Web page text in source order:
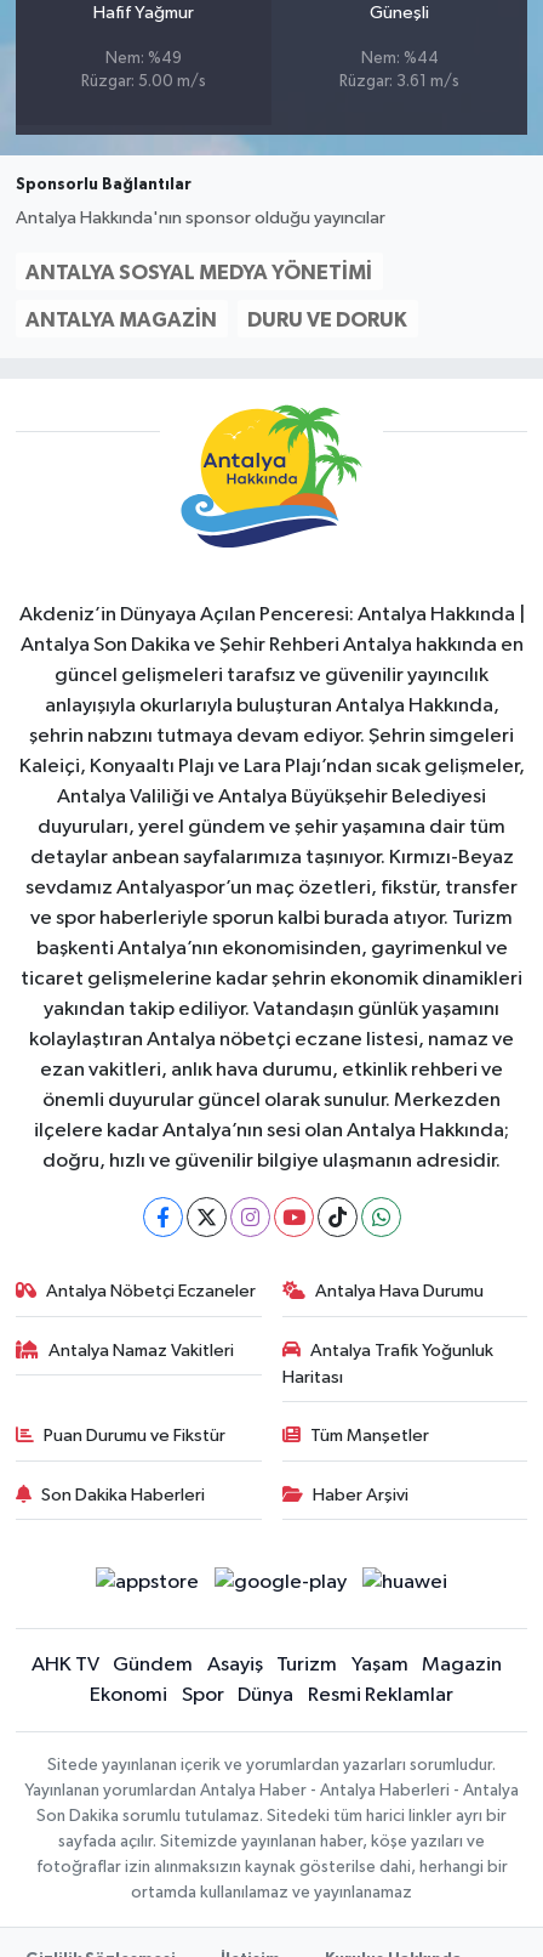
Hafif Yağmur
Nem: %49
Rüzgar: 5.00 m/s
Güneşli
Nem: %44
Rüzgar: 3.61 m/s
Sponsorlu Bağlantılar
Antalya Hakkında'nın sponsor olduğu yayıncılar
ANTALYA SOSYAL MEDYA YÖNETIMI
ANTALYA MAGAZIN DURU VE DORUK
Akdeniz’in Dünyaya Açılan Penceresi: Antalya Hakkında |
Antalya Son Dakika ve Şehir Rehberi Antalya hakkında en
güncel gelişmeleri tarafsız ve güvenilir yayıncılık
anlayışıyla okurlarıyla buluşturan Antalya Hakkında,
şehrin nabzını tutmaya devam ediyor. Şehrin simgeleri
Kaleiçi, Konyaaltı Plajı ve Lara Plajı’ndan sıcak gelişmeler,
Antalya Valiliği ve Antalya Büyükşehir Belediyesi
duyuruları, yerel gündem ve şehir yaşamına dair tüm
detaylar anbean sayfalarımıza taşınıyor. Kırmızı-Beyaz
sevdamız Antalyaspor’un maç özetleri, fikstür, transfer
ve spor haberleriyle sporun kalbi burada atıyor. Turizm
başkenti Antalya’nın ekonomisinden, gayrimenkul ve
ticaret gelişmelerine kadar şehrin ekonomik dinamikleri
yakından takip ediliyor. Vatandaşın günlük yaşamını
kolaylaştıran Antalya nöbetçi eczane listesi, namaz ve
ezan vakitleri, anlık hava durumu, etkinlik rehberi ve
önemli duyurular güncel olarak sunulur. Merkezden
ilçelere kadar Antalya’nın sesi olan Antalya Hakkında;
doğru, hızlı ve güvenilir bilgiye ulaşmanın adresidir.
Antalya Nöbetçi Eczaneler Antalya Hava Durumu
Antalya Namaz Vakitleri
Antalya Trafik Yoğunluk
Haritası
Puan Durumu ve Fikstür Tüm Manşetler
Son Dakika Haberleri Haber Arşivi
AHK TV Gündem Asayiş Turizm Yaşam
Magazin
Ekonomi
Spor Dünya Resmi Reklamlar
Sitede yayınlanan içerik ve yorumlardan yazarları sorumludur.
Yayınlanan yorumlardan Antalya Haber - Antalya Haberleri - Antalya
Son Dakika sorumlu tutulamaz. Sitedeki tüm harici linkler ayrı bir
sayfada açılır. Sitemizde yayınlanan haber, köşe yazıları ve
fotoğraflar izin alınmaksızın kaynak gösterilse dahi, herhangi bir
ortamda kullanılamaz ve yayınlanamaz